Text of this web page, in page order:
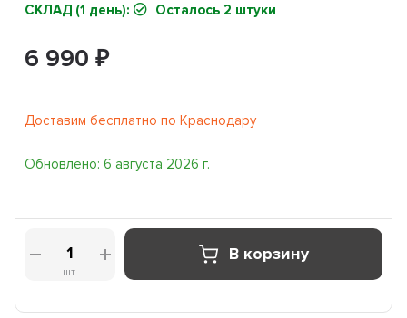
СКЛАД (1 день): Осталось 2 штуки
6 990₽
Доставим бесплатно по Краснодару
Обновлено: 6 августа 2026 г.
шт.
В корзину